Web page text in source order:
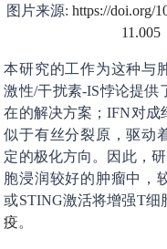
图片来源: https://doi.org/
11.005
本研究的工作为这种与
激性/干扰素-IS悖论提供
在的解决方案；IFN对成
似于有丝分裂原，驱动
定的极化方向。因此，
胞浸润较好的肿瘤中，
或STING激活将增强T细
疫。